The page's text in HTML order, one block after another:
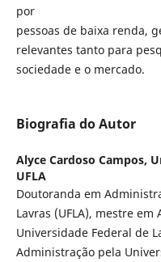
por
pessoas de baixa renda,
relevantes tanto para
sociedade e o mercado.
Biografia do Autor
Alyce Cardoso Campos,
UFLA
Doutoranda em
Lavras (UFLA), mestre
Universidade Federal de
Administração pela